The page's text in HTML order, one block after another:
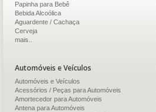
Papinha para Bebê
Bebida Alcoólica
Aguardente / Cachaça
Cerveja
mais..
Automóveis e Veículos
Automóveis e Veículos
Acessórios / Peças para Automóveis
Amortecedor para Automóveis
Antena para Automóveis